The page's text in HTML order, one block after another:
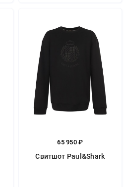
65 950 ₽
Свитшот Paul&Shark